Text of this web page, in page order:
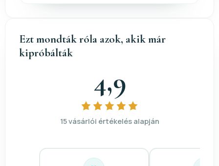
Ezt mondták róla azok, akik már
kipróbálták
4,9
15 vásárlói értékelés alapján